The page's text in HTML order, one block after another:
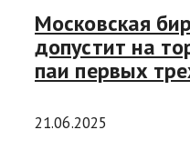
Московская
допустит на
паи первых
21.06.2025